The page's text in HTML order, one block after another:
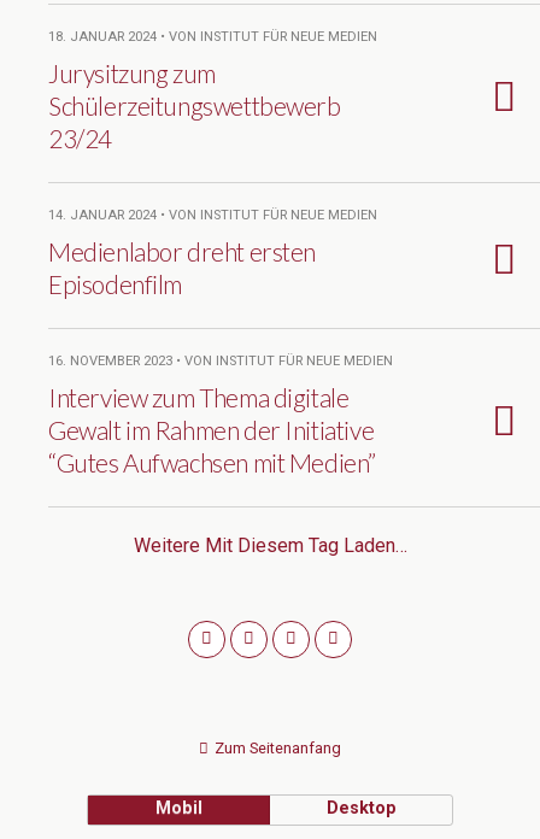
18. JANUAR 2024 • VON INSTITUT FÜR NEUE MEDIEN
Jurysitzung zum
Schülerzeitungswettbewerb
23/24
14. JANUAR 2024 • VON INSTITUT FÜR NEUE MEDIEN
Medienlabor dreht ersten
Episodenfilm
16. NOVEMBER 2023 • VON INSTITUT FÜR NEUE MEDIEN
Interview zum Thema digitale
Gewalt im Rahmen der Initiative
“Gutes Aufwachsen mit Medien”
Weitere Mit Diesem Tag Laden…
Zum Seitenanfang
Mobil Desktop